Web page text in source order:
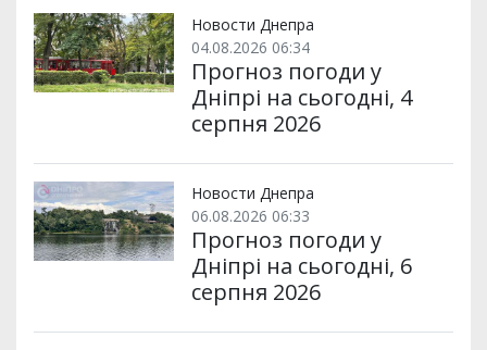
Новости Днепра
04.08.2026 06:34
Прогноз погоди у
Дніпрі на сьогодні, 4
серпня 2026
Новости Днепра
06.08.2026 06:33
Прогноз погоди у
Дніпрі на сьогодні, 6
серпня 2026